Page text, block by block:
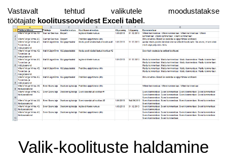
Vastavalt tehtud valikutele moodustatakse
töötajate koolitussoovidest Exceli tabel.
Valik-koolituste haldamine